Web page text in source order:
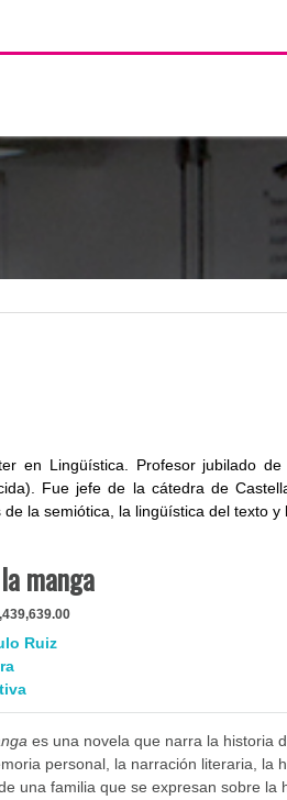
en Lingüística. Profesor jubilado
Fue jefe de la cátedra de
la semiótica, la lingüística del texto y
manga
Ruiz
es una novela que narra la historia
personal, la narración literaria, la
una familia que se expresan sobre